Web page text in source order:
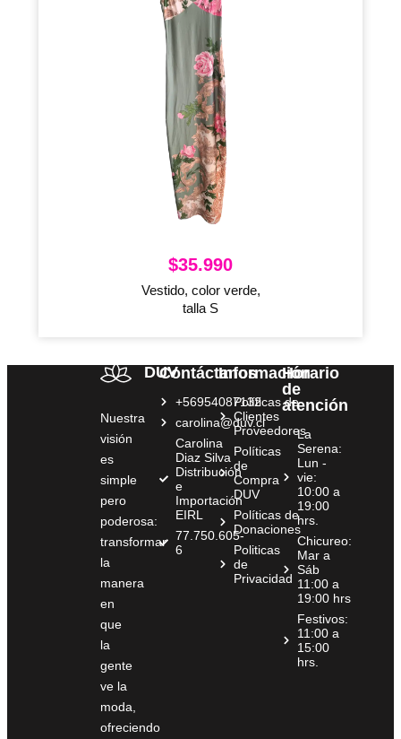
$35.990
Vestido, color verde,
talla S
DUV
Nuestra
visión
es
simple
pero
poderosa:
transformar
la
manera
en
que
la
gente
ve la
moda,
ofreciendo
Contáctanos
+56954087132
carolina@duv.cl
Carolina
Diaz Silva
Distribución
e
Importación
EIRL
77.750.605-
6
Información
Políticas de
Clientes
Proveedores
Políticas
de
Compra
DUV
Políticas de
Donaciones
Politicas
de
Privacidad
Horario
de
atención
La
Serena:
Lun -
vie:
10:00 a
19:00
hrs.
Chicureo:
Mar a
Sáb
11:00 a
19:00 hrs
Festivos:
11:00 a
15:00
hrs.